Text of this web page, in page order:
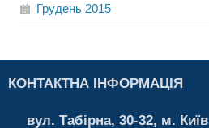
Грудень 2015
КОНТАКТНА ІНФОРМАЦІЯ
вул. Табірна, 30-32, м. Київ